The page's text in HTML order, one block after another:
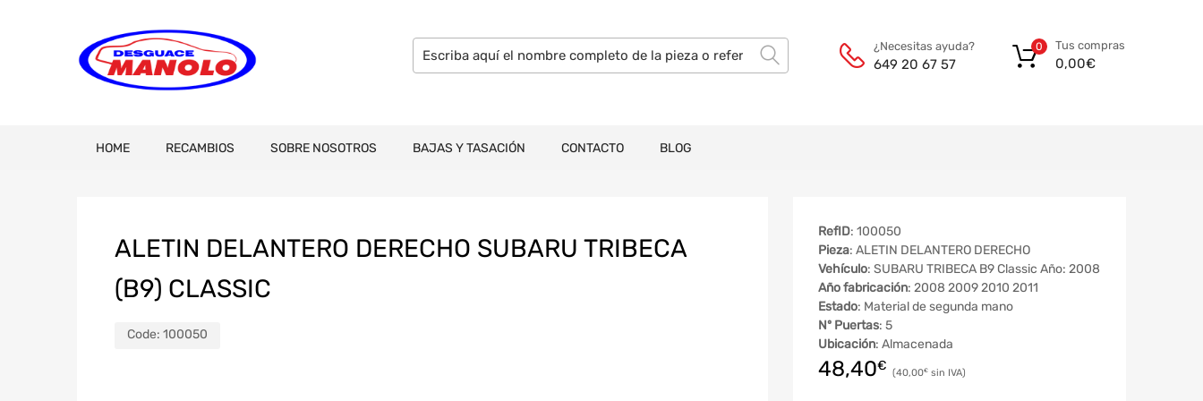
¿Necesitas ayuda?
649 20 67 57
Tus compras
0,00€
0
HOME RECAMBIOS SOBRE NOSOTROS BAJAS Y TASACIÓN CONTACTO BLOG
ALETIN DELANTERO DERECHO SUBARU TRIBECA
(B9) CLASSIC
Code: 100050
RefID: 100050
Pieza: ALETIN DELANTERO DERECHO
Vehículo: SUBARU TRIBECA B9 Classic Año: 2008
Año fabricación: 2008 2009 2010 2011
Estado: Material de segunda mano
Nº Puertas: 5
Ubicación: Almacenada
48,40€ 40,00€